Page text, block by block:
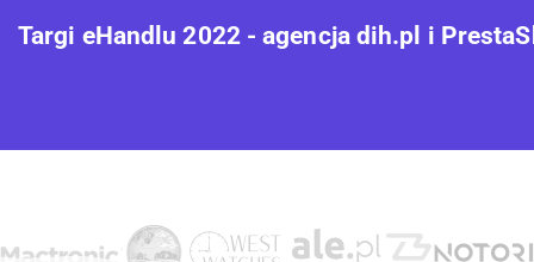
Targi eHandlu 2022 - agencja dih.pl i